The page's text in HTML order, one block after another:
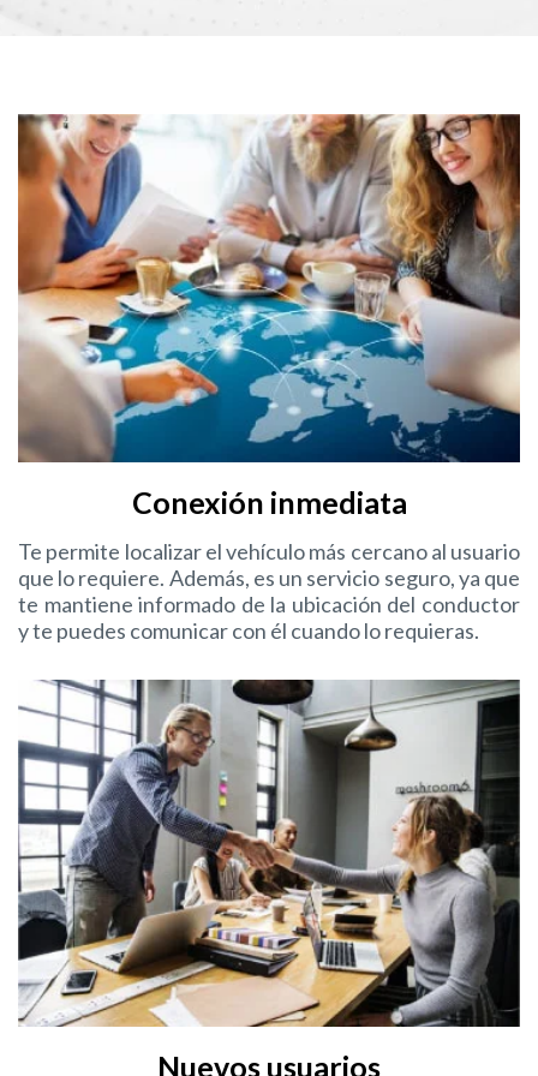
Conexión inmediata
Te permite localizar el vehículo más cercano al usuario
que lo requiere. Además, es un servicio seguro, ya que
te mantiene informado de la ubicación del conductor
y te puedes comunicar con él cuando lo requieras.
Nuevos usuarios